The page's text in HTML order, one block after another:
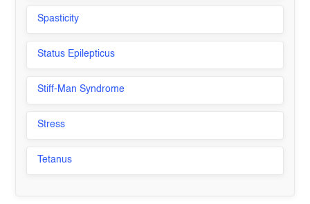
Spasticity
Status Epilepticus
Stiff-Man Syndrome
Stress
Tetanus